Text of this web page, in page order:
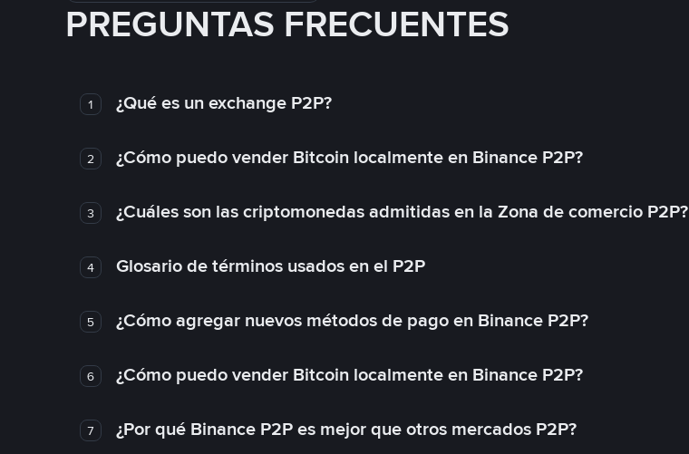
PREGUNTAS FRECUENTES
1 ¿Qué es un exchange P2P?
2 ¿Cómo puedo vender Bitcoin localmente en Binance P2P?
3 ¿Cuáles son las criptomonedas admitidas en la Zona de comercio P2P?
4 Glosario de términos usados en el P2P
5 ¿Cómo agregar nuevos métodos de pago en Binance P2P?
6 ¿Cómo puedo vender Bitcoin localmente en Binance P2P?
7 ¿Por qué Binance P2P es mejor que otros mercados P2P?